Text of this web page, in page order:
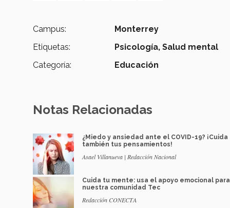
Campus:
Monterrey
Etiquetas:
Psicología, Salud mental
Categoría:
Educación
Notas Relacionadas
¿Miedo y ansiedad ante el COVID-19? ¡Cuida
también tus pensamientos!
Asael Villanueva | Redacción Nacional
Cuida tu mente: usa el apoyo emocional para
nuestra comunidad Tec
Redacción CONECTA